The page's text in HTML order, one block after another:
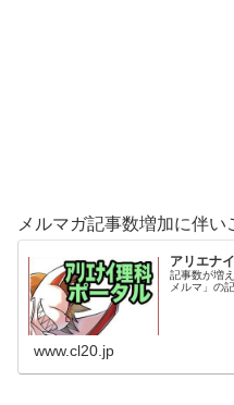
メルマガ記事数増加に伴い
アリエナ
記事数が増
メルマ」の
www.cl20.jp